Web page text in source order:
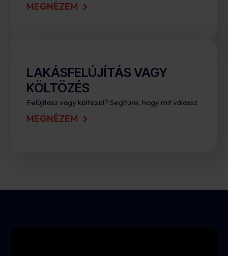
MEGNÉZEM
LAKÁSFELÚJÍTÁS VAGY
KÖLTÖZÉS
Felújítasz vagy költözöl? Segítünk, hogy mit válassz
MEGNÉZEM